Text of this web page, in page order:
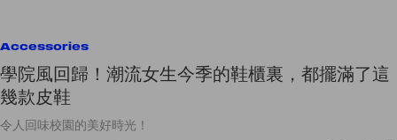
Accessories
學院風回歸！潮流女生今季的鞋櫃裏，都擺滿了這
幾款皮鞋
令人回味校園的美好時光！